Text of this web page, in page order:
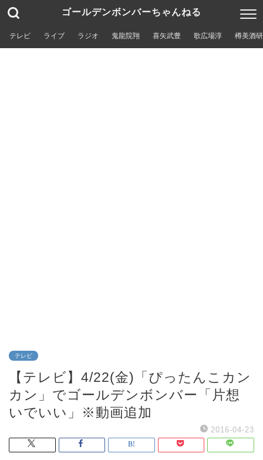
ゴールデンボンバーちゃんねる
テレビ ライブ ラジオ 鬼龍院翔 喜矢武豊 歌広場淳 樽美酒
テレビ
【テレビ】4/22(金)「ぴったんこカン
カン」でゴールデンボンバー「片想
いでいい」※動画追加
2016-04-23